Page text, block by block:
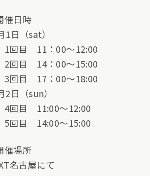
日時
1日（sat）
目 11：00〜12:00
目 14：00〜15:00
目 17：00〜18:00
2日（sun）
目 11:00〜12:00
目 14:00〜15:00
場所
名古屋にて